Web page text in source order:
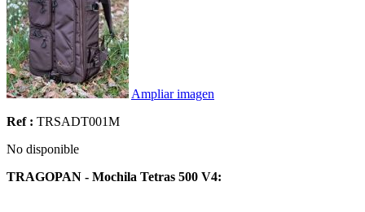
Ampliar imagen
Ref : TRSADT001M
No disponible
TRAGOPAN - Mochila Tetras 500 V4: